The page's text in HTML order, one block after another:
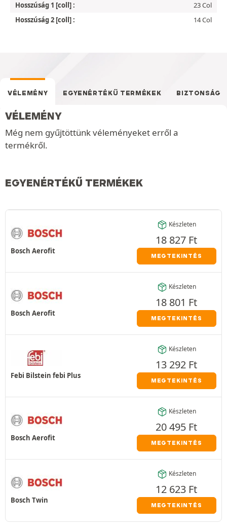
Hosszúság 1 [coll] :
23 Col
Hosszúság 2 [coll] :
14 Col
VÉLEMÉNY EGYENÉRTÉKŰ TERMÉKEK BIZTONSÁG
VÉLEMÉNY
Még nem gyűjtöttünk véleményeket erről a
termékről.
EGYENÉRTÉKŰ TERMÉKEK
Bosch Aerofit
Készleten
18 827 Ft
MEGTEKINTÉS
Bosch Aerofit
Készleten
18 801 Ft
MEGTEKINTÉS
Febi Bilstein febi Plus
Készleten
13 292 Ft
MEGTEKINTÉS
Bosch Aerofit
Készleten
20 495 Ft
MEGTEKINTÉS
Bosch Twin
Készleten
12 623 Ft
MEGTEKINTÉS